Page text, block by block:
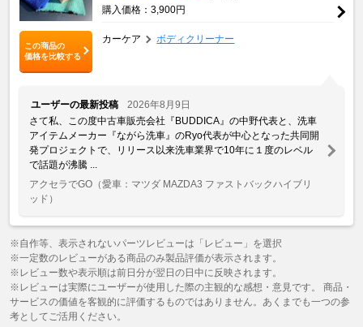
この商品の
価格を比較する
購入価格：3,900円
カーケア ボディクリーナー
ユーザーの最新投稿
2026年8月9日
さて私、この度中古車販売会社『BUDDICA』の中野代表と、洗車
アイテムメーカー『ながら洗車』のRyo代表が中心となった共同開
発プロジェクトで、リリース以来洗車業界で10年に１度のレベル
で話題が沸騰 ...
アクセラでGO （愛車：マツダ MAZDA3 ファストバックハイブリ
ッド）
※自作等、表示されないパーツレビューは「レビュー」を選択
※一定数のレビューがある商品のみ製品評価が表示されます。
※レビュー数や表示順は前日分が翌日の日中に反映されます。
※レビューは実際にユーザーが使用した際の主観的な感想・意見です。 商品・
サービスの価値を客観的に評価するものではありません。あくまでも一つの参
考としてご活用ください。